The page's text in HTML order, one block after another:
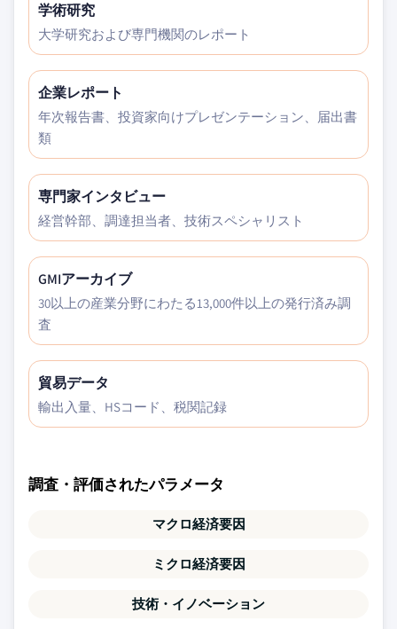
学術研究
大学研究および専門機関のレポート
企業レポート
年次報告書、投資家向けプレゼンテーション、届出書
類
専門家インタビュー
経営幹部、調達担当者、技術スペシャリスト
GMIアーカイブ
30以上の産業分野にわたる13,000件以上の発行済み調
査
貿易データ
輸出入量、HSコード、税関記録
調査・評価されたパラメータ
マクロ経済要因
ミクロ経済要因
技術・イノベーション